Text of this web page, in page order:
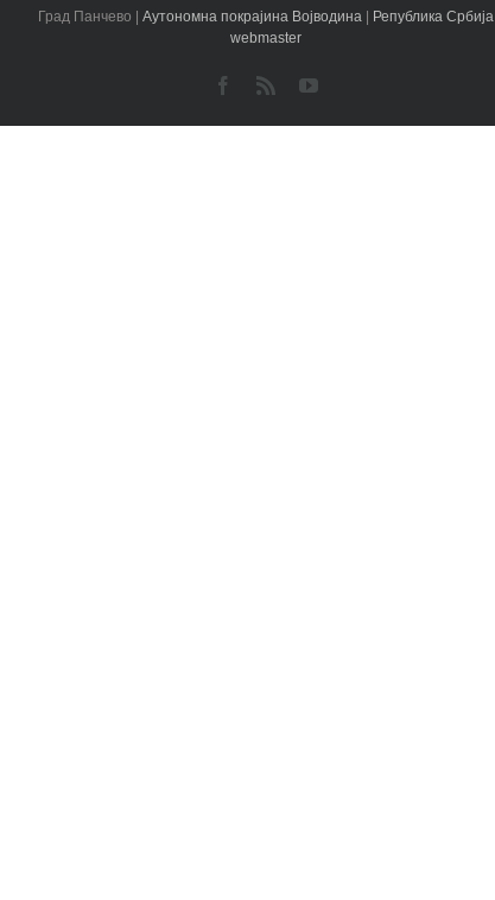
Град Панчево | Аутономна покрајина Војводина | Република Србија
webmaster
Facebook
Rss YouTube